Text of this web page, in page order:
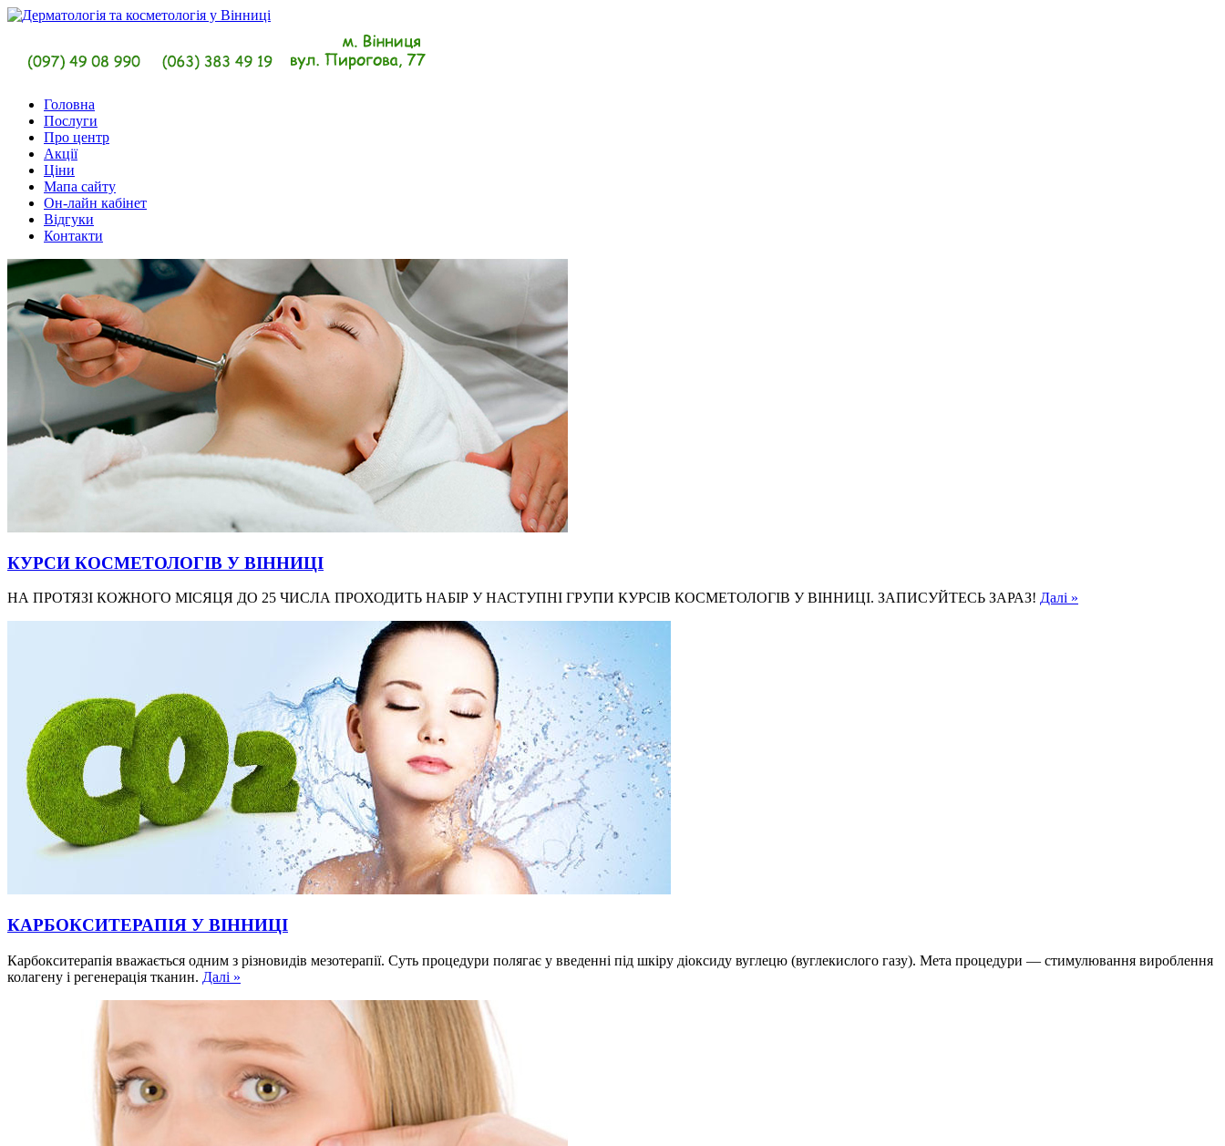
Головна
Послуги
Про центр
Акції
Ціни
Мапа сайту
Он-лайн кабінет
Відгуки
Контакти
КУРСИ КОСМЕТОЛОГІВ У ВІННИЦІ
НА ПРОТЯЗІ КОЖНОГО МІСЯЦЯ ДО 25 ЧИСЛА ПРОХОДИТЬ НАБІР У НАСТУПНІ ГРУПИ КУРСІВ КОСМЕТОЛОГІВ У ВІННИЦІ. ЗАПИСУЙТЕСЬ ЗАРАЗ! Далі »
КАРБОКСИТЕРАПІЯ У ВІННИЦІ
Карбокситерапія вважається одним з різновидів мезотерапії. Суть процедури полягає у введенні під шкіру діоксиду вуглецю (вуглекислого газу). Мета процедури — стимулювання вироблення
колагену і регенерація тканин. Далі »